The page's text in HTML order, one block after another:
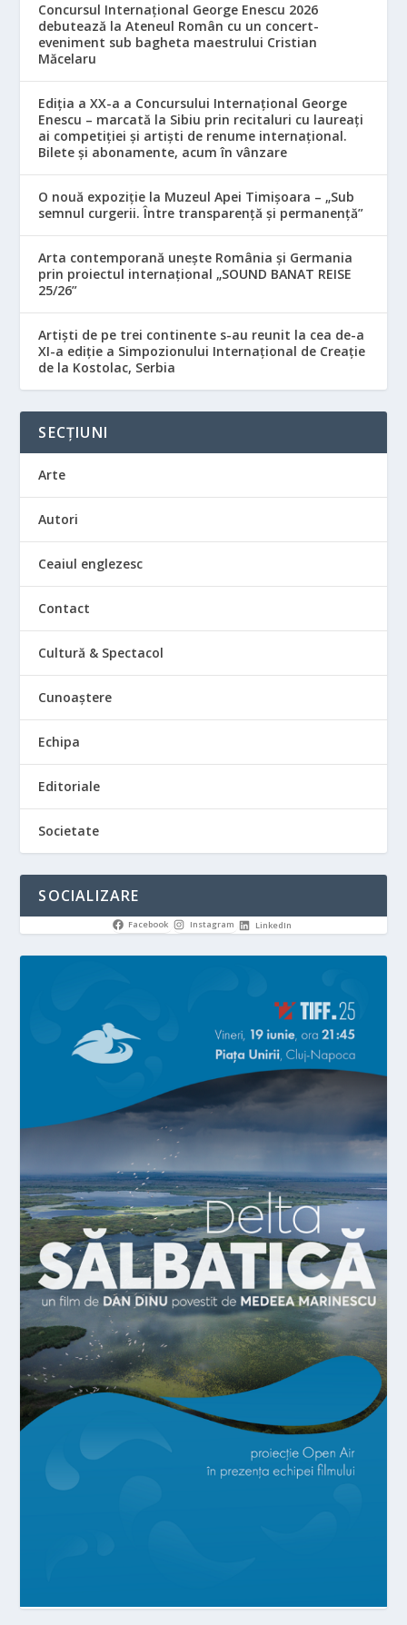
Concursul Internațional George Enescu 2026
debutează la Ateneul Român cu un concert-
eveniment sub bagheta maestrului Cristian
Măcelaru
Ediția a XX-a a Concursului Internațional George
Enescu – marcată la Sibiu prin recitaluri cu laureați
ai competiției și artiști de renume internațional.
Bilete și abonamente, acum în vânzare
O nouă expoziție la Muzeul Apei Timișoara – „Sub
semnul curgerii. Între transparență și permanență”
Arta contemporană unește România și Germania
prin proiectul internațional „SOUND BANAT REISE
25/26”
Artiști de pe trei continente s-au reunit la cea de-a
XI-a ediție a Simpozionului Internațional de Creație
de la Kostolac, Serbia
SECȚIUNI
Arte
Autori
Ceaiul englezesc
Contact
Cultură & Spectacol
Cunoaștere
Echipa
Editoriale
Societate
SOCIALIZARE
Facebook Instagram LinkedIn